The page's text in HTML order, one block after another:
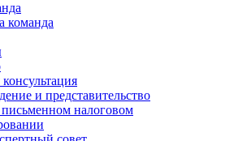
команда
и представительство
налоговом